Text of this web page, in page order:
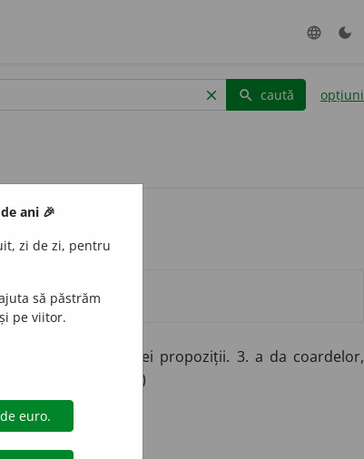
language dark_mode
clear search caută opțiuni
între cuvintele unei propoziții. 3. a da coardelor,
)
ani 🎉
zi de zi, pentru
să păstrăm
pe viitor.